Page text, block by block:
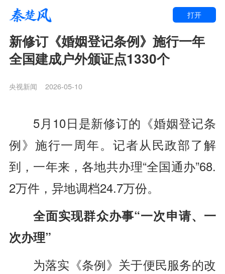
打开
新修订《婚姻登记条例》施行一年
全国建成户外颁证点1330个
央视新闻 2026-05-10
5月10日是新修订的《婚姻登记条
例》施行一周年。记者从民政部了解
到，一年来，各地共办理“全国通办”68.
2万件，异地调档24.7万份。
全面实现群众办事“一次申请、一
次办理”
为落实《条例》关于便民服务的改